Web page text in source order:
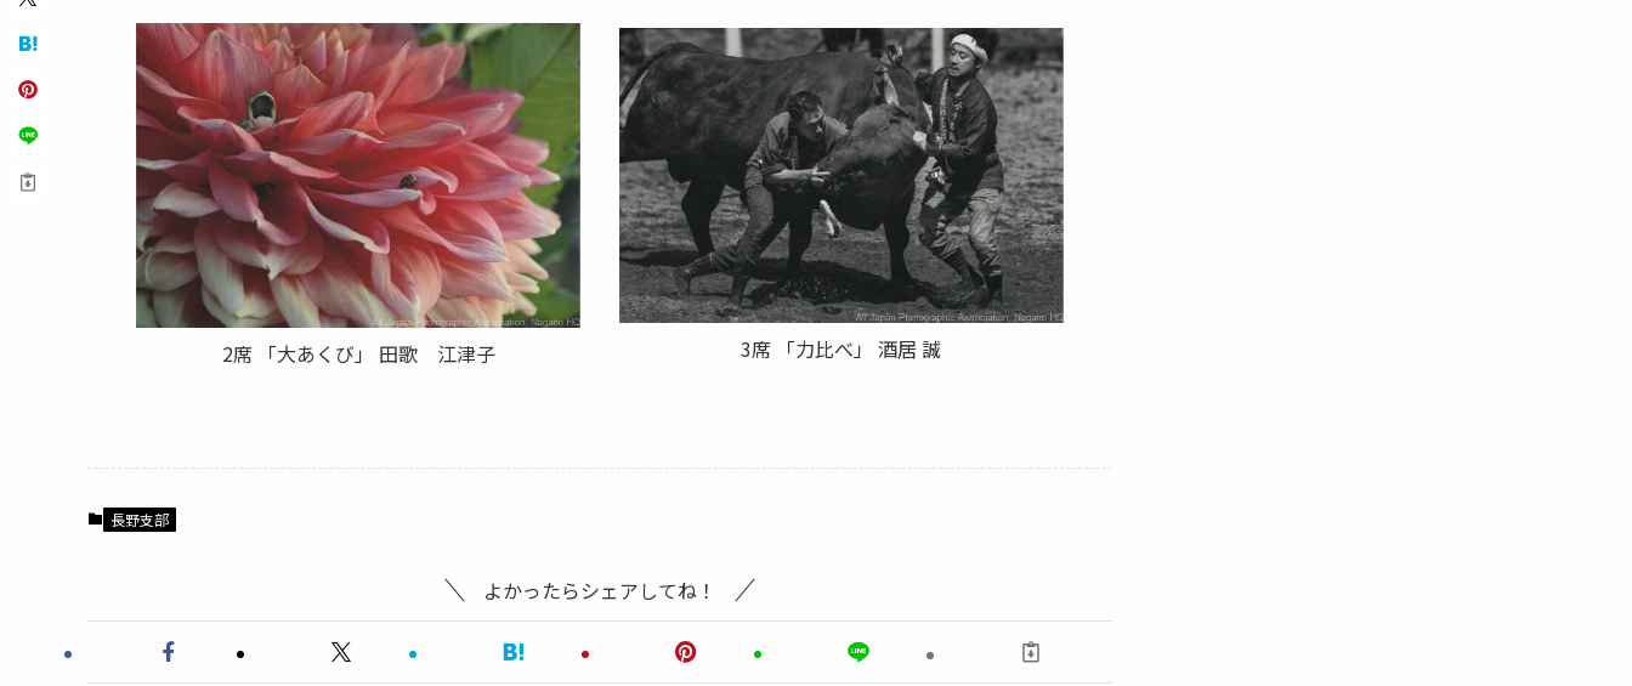
2席 「大あくび」 田歌 江津子 3席 「力比べ」 酒居 誠
長野支部
よかったらシェアしてね！